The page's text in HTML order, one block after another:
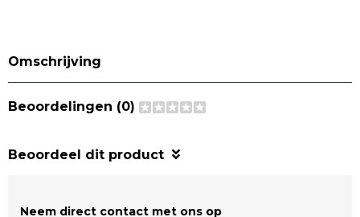
Omschrijving
Beoordelingen (0)
Beoordeel dit product
Neem direct contact met ons op